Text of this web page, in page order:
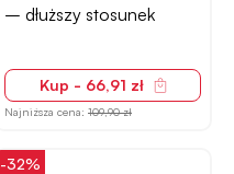
– dłuższy stosunek
Kup - 66,91 zł
Najniższa cena: 109,90 zł
-32%